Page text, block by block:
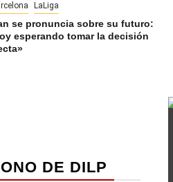
LaLiga
se pronuncia sobre su futuro:
esperando tomar la decisión
DE DILP